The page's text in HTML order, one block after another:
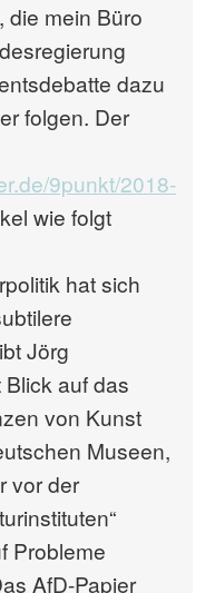
die mein Büro
dazu
folgen. Der
9punkt/2018-
wie folgt
hat sich
Jörg
auf das
von Kunst
Museen,
vor der
Probleme
AfD-Papier